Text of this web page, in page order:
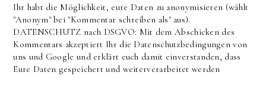
Ihr habt die Möglichkeit, eure Daten zu anonymisieren (wählt
"Anonym" bei "Kommentar schreiben als" aus).
DATENSCHUTZ nach DSGVO: Mit dem Abschicken des
Kommentars akzeptiert Ihr die Datenschutzbedingungen von
uns und Google und erklärt euch damit einverstanden, dass
Eure Daten gespeichert und weiterverarbeitet werden